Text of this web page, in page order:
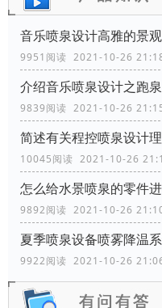
音乐喷泉设计高雅的景
9951阅读 2021-10-26
介绍音乐喷泉设计之跑泉
9839阅读 2021-10-26
简述有关程控喷泉设计
10045阅读 2021-10-26
怎么给水景喷泉的零件
9892阅读 2021-10-26
夏季喷泉设备喷雾降温
9922阅读 2021-10-26